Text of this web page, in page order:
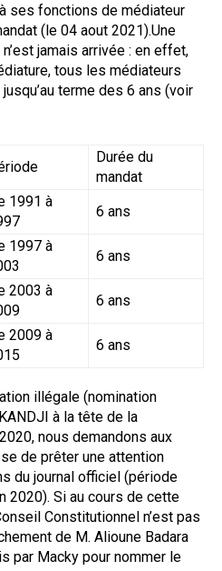
ses fonctions de médiateur
(le 04 aout 2021).Une
jamais arrivée : en effet,
tous les médiateurs
terme des 6 ans (voir
Durée du
mandat
1991 à
6 ans
1997 à
6 ans
2003 à
6 ans
2009 à
6 ans
illégale (nomination
à la tête de la
nous demandons aux
de prêter une attention
du journal officiel (période
2020). Si au cours de cette
Constitutionnel n’est pas
de M. Alioune Badara
par Macky pour nommer le